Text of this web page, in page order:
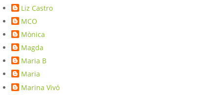
Liz Castro
MCO
Mònica
Magda
Maria B
Maria
Marina Vivó